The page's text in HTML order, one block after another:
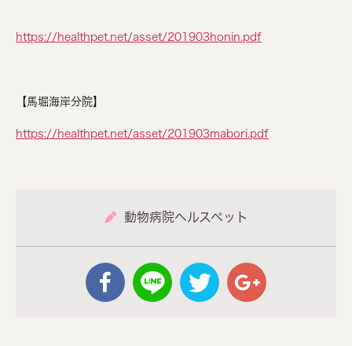
https://healthpet.net/asset/201903honin.pdf
【馬堀海岸分院】
https://healthpet.net/asset/201903mabori.pdf
動物病院ヘルスペット